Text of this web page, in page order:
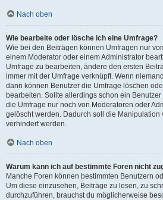
Nach oben
Wie bearbeite oder lösche ich eine Umfrage?
Wie bei den Beiträgen können Umfragen nur
einem Moderator oder einem Administrator
Umfrage zu bearbeiten, ändere den ersten
immer mit der Umfrage verknüpft. Wenn
dann können Benutzer die Umfrage löschen
bearbeiten. Sollte allerdings schon ein
die Umfrage nur noch von Moderatoren oder
gelöscht werden. Dadurch soll die Manipulation
verhindert werden.
Nach oben
Warum kann ich auf bestimmte Foren nicht
Manche Foren können bestimmten Benutzern
Um diese einzusehen, Beiträge zu lesen, zu
durchzuführen, brauchst du möglicherweise